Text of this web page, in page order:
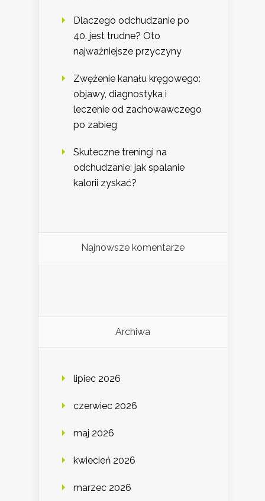
Dlaczego odchudzanie po
40. jest trudne? Oto
najważniejsze przyczyny
Zwężenie kanału kręgowego:
objawy, diagnostyka i
leczenie od zachowawczego
po zabieg
Skuteczne treningi na
odchudzanie: jak spalanie
kalorii zyskać?
Najnowsze komentarze
Archiwa
lipiec 2026
czerwiec 2026
maj 2026
kwiecień 2026
marzec 2026